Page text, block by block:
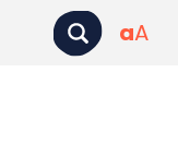
aA